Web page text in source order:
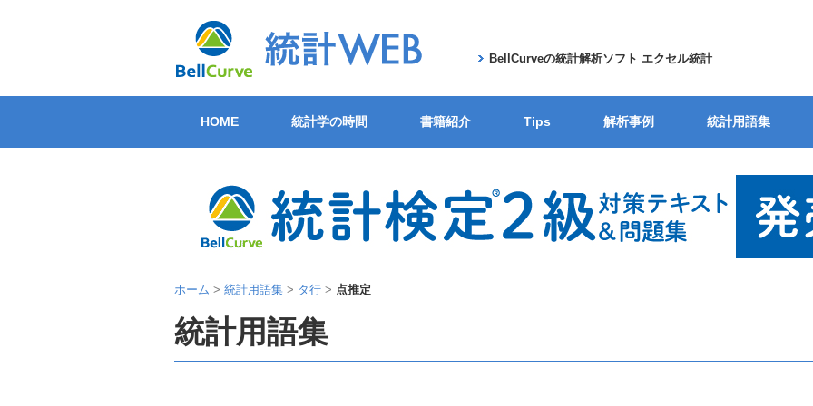
BellCurveの統計解析ソフト エクセル統計
HOME 統計学の時間 書籍紹介 Tips 解析事例 統計用語集
ホーム > 統計用語集 > タ行 > 点推定
統計用語集